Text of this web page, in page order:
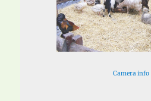
Camera info